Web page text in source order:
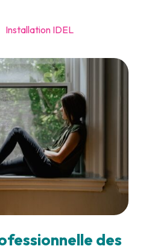
Installation IDEL
des